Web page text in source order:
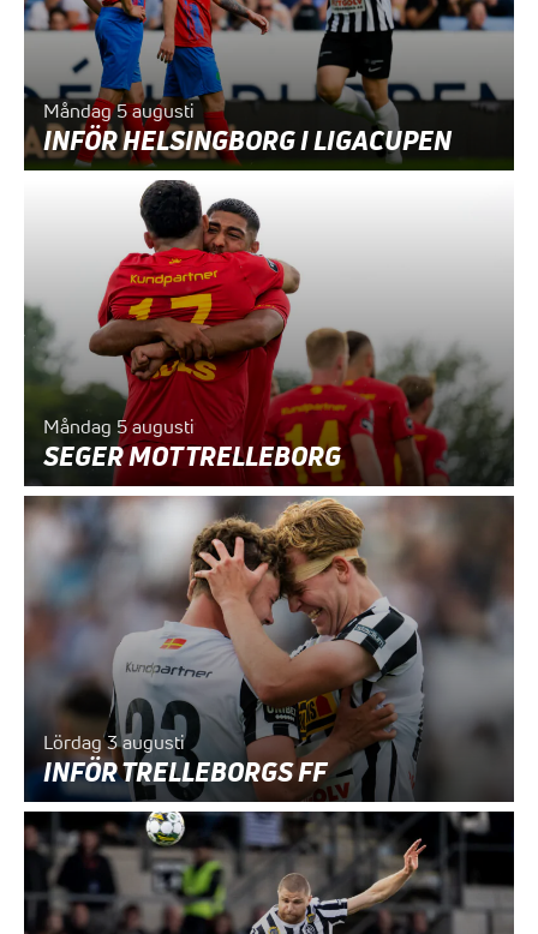
Måndag 5 augusti
INFÖR HELSINGBORG I LIGACUPEN
Måndag 5 augusti
SEGER MOT TRELLEBORG
Lördag 3 augusti
INFÖR TRELLEBORGS FF